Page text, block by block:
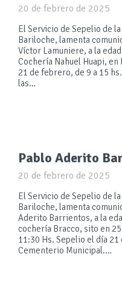
20 de febrero de 2025
El Servicio de Sepelio de
Bariloche, lamenta
Víctor Lamuniere, a la
Cochería Nahuel Huapi,
21 de febrero, de 9 a 15
las…
Pablo Aderito
20 de febrero de 2025
El Servicio de Sepelio de
Bariloche, lamenta
Aderito Barrientos, a la
cochería Bracco, sito en
11:30 Hs. Sepelio el día
Cementerio Municipal.…